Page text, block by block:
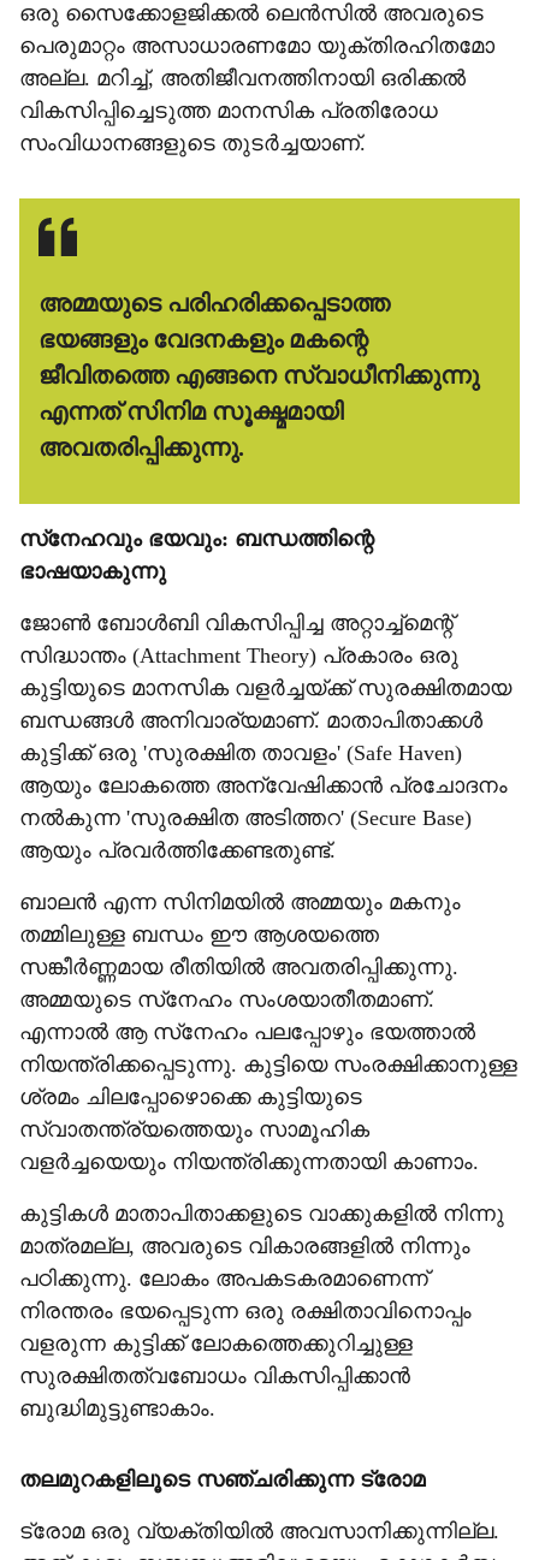
ഒരു സൈക്കോളജിക്കല്‍ ലെന്‍സില്‍ അവരുടെ
പെരുമാറ്റം അസാധാരണമോ യുക്തിരഹിതമോ
അല്ല. മറിച്ച്, അതിജീവനത്തിനായി ഒരിക്കല്‍
വികസിപ്പിച്ചെടുത്ത മാനസിക പ്രതിരോധ
സംവിധാനങ്ങളുടെ തുടര്‍ച്ചയാണ്.
അമ്മയുടെ പരിഹരിക്കപ്പെടാത്ത
ഭയങ്ങളും വേദനകളും മകന്റെ
ജീവിതത്തെ എങ്ങനെ സ്വാധീനിക്കുന്നു
എന്നത് സിനിമ സൂക്ഷ്മമായി
അവതരിപ്പിക്കുന്നു.
സ്‌നേഹവും ഭയവും: ബന്ധത്തിന്റെ
ഭാഷയാകുന്നു
ജോണ്‍ ബോള്‍ബി വികസിപ്പിച്ച അറ്റാച്ച്‌മെന്റ്
സിദ്ധാന്തം (Attachment Theory) പ്രകാരം ഒരു
കുട്ടിയുടെ മാനസിക വളര്‍ച്ചയ്ക്ക് സുരക്ഷിതമായ
ബന്ധങ്ങള്‍ അനിവാര്യമാണ്. മാതാപിതാക്കള്‍
കുട്ടിക്ക് ഒരു 'സുരക്ഷിത താവളം' (Safe Haven)
ആയും ലോകത്തെ അന്വേഷിക്കാന്‍ പ്രചോദനം
നല്‍കുന്ന 'സുരക്ഷിത അടിത്തറ' (Secure Base)
ആയും പ്രവര്‍ത്തിക്കേണ്ടതുണ്ട്.
ബാലന്‍ എന്ന സിനിമയില്‍ അമ്മയും മകനും
തമ്മിലുള്ള ബന്ധം ഈ ആശയത്തെ
സങ്കീര്‍ണ്ണമായ രീതിയില്‍ അവതരിപ്പിക്കുന്നു.
അമ്മയുടെ സ്‌നേഹം സംശയാതീതമാണ്.
എന്നാല്‍ ആ സ്‌നേഹം പലപ്പോഴും ഭയത്താല്‍
നിയന്ത്രിക്കപ്പെടുന്നു. കുട്ടിയെ സംരക്ഷിക്കാനുള്ള
ശ്രമം ചിലപ്പോഴൊക്കെ കുട്ടിയുടെ
സ്വാതന്ത്ര്യത്തെയും സാമൂഹിക
വളര്‍ച്ചയെയും നിയന്ത്രിക്കുന്നതായി കാണാം.
കുട്ടികള്‍ മാതാപിതാക്കളുടെ വാക്കുകളില്‍ നിന്നു
മാത്രമല്ല, അവരുടെ വികാരങ്ങളില്‍ നിന്നും
പഠിക്കുന്നു. ലോകം അപകടകരമാണെന്ന്
നിരന്തരം ഭയപ്പെടുന്ന ഒരു രക്ഷിതാവിനൊപ്പം
വളരുന്ന കുട്ടിക്ക് ലോകത്തെക്കുറിച്ചുള്ള
സുരക്ഷിതത്വബോധം വികസിപ്പിക്കാന്‍
ബുദ്ധിമുട്ടുണ്ടാകാം.
തലമുറകളിലൂടെ സഞ്ചരിക്കുന്ന ട്രോമ
ട്രോമ ഒരു വ്യക്തിയില്‍ അവസാനിക്കുന്നില്ല.